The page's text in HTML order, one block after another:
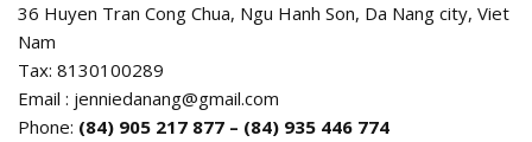
36 Huyen Tran Cong Chua, Ngu Hanh Son, Da Nang city, Viet
Nam
Tax: 8130100289
Email : jenniedanang@gmail.com
Phone: (84) 905 217 877 – (84) 935 446 774